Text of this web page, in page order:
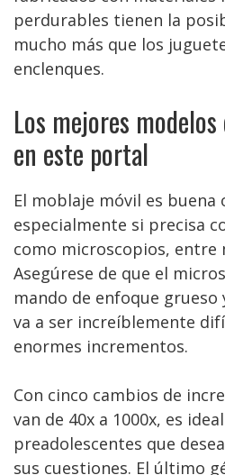
perdurables tienen la
mucho más que los
enclenques.
Los mejores
en este portal
El moblaje móvil es buena
especialmente si precisa
como microscopios, entre
Asegúrese de que el
mando de enfoque
va a ser increíblemente
enormes incrementos.
Con cinco cambios de
van de 40x a 1000x, es
preadolescentes que
sus cuestiones. El último